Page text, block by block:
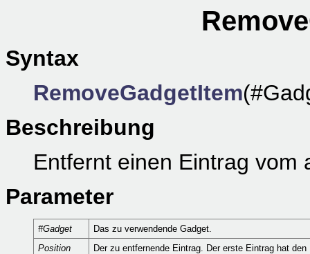
Syntax
RemoveGadgetItem
Beschreibung
Entfernt einen Eintrag vom
Parameter
#Gadget
Das zu verwendende Gadget.
Position
Der zu entfernende Eintrag. Der erste Eintrag hat den